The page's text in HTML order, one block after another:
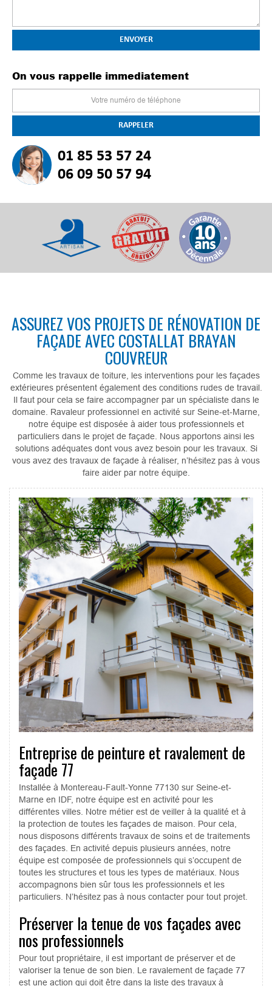
On vous rappelle immediatement
01 85 53 57 24
06 09 50 57 94
ASSUREZ VOS PROJETS DE RÉNOVATION DE
FAÇADE AVEC COSTALLAT BRAYAN
COUVREUR
Comme les travaux de toiture, les interventions pour les façades
extérieures présentent également des conditions rudes de travail.
Il faut pour cela se faire accompagner par un spécialiste dans le
domaine. Ravaleur professionnel en activité sur Seine-et-Marne,
notre équipe est disposée à aider tous professionnels et
particuliers dans le projet de façade. Nous apportons ainsi les
solutions adéquates dont vous avez besoin pour les travaux. Si
vous avez des travaux de façade à réaliser, n’hésitez pas à vous
faire aider par notre équipe.
Entreprise de peinture et ravalement de
façade 77
Installée à Montereau-Fault-Yonne 77130 sur Seine-et-
Marne en IDF, notre équipe est en activité pour les
différentes villes. Notre métier est de veiller à la qualité et à
la protection de toutes les façades de maison. Pour cela,
nous disposons différents travaux de soins et de traitements
des façades. En activité depuis plusieurs années, notre
équipe est composée de professionnels qui s’occupent de
toutes les structures et tous les types de matériaux. Nous
accompagnons bien sûr tous les professionnels et les
particuliers. N’hésitez pas à nous contacter pour tout projet.
Préserver la tenue de vos façades avec
nos professionnels
Pour tout propriétaire, il est important de préserver et de
valoriser la tenue de son bien. Le ravalement de façade 77
est une action qui doit être dans la liste des travaux à